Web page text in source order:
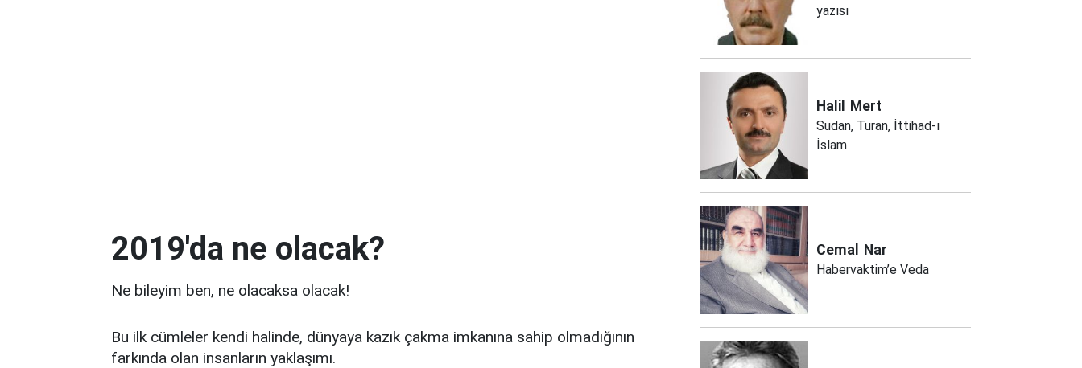
2019'da ne olacak?
Ne bileyim ben, ne olacaksa olacak!
Bu ilk cümleler kendi halinde, dünyaya kazık çakma imkanına sahip olmadığının
farkında olan insanların yaklaşımı.
yazısı
Halil Mert
Sudan, Turan, İttihad-ı
İslam
Cemal Nar
Habervaktim’e Veda